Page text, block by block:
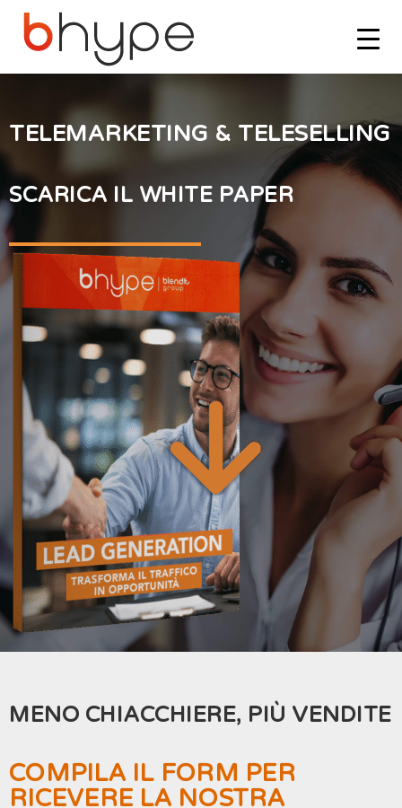
TELEMARKETING & TELESELLING
SCARICA IL WHITE PAPER
MENO CHIACCHIERE, PIÙ VENDITE
COMPILA IL FORM PER
RICEVERE LA NOSTRA